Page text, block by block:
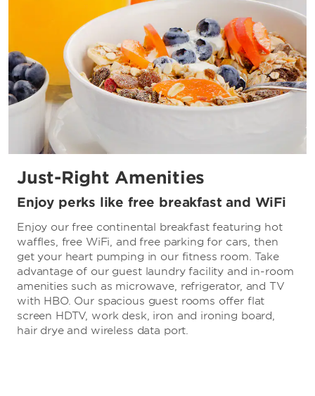
Just-Right Amenities
Enjoy perks like free breakfast and WiFi
Enjoy our free continental breakfast featuring hot
waffles, free WiFi, and free parking for cars, then
get your heart pumping in our fitness room. Take
advantage of our guest laundry facility and in-room
amenities such as microwave, refrigerator, and TV
with HBO. Our spacious guest rooms offer flat
screen HDTV, work desk, iron and ironing board,
hair drye and wireless data port.